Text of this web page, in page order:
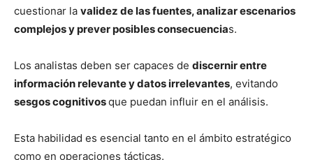
cuestionar la validez de las fuentes, analizar escenarios
complejos y prever posibles consecuencias.
Los analistas deben ser capaces de discernir entre
información relevante y datos irrelevantes, evitando
sesgos cognitivosque puedan influir en el análisis.
Esta habilidad es esencial tanto en el ámbito estratégico
como en operaciones tácticas.